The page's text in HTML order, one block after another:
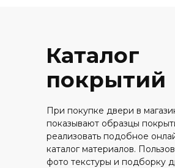
Каталог
покрытий
При покупке двери в
показывают образцы
реализовать подобное
каталог материалов.
фото текстуры и подборку